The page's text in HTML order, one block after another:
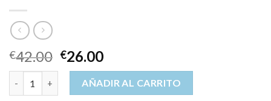
€42.00 €26.00
riñonera mujer vestir cantidadAÑADIR AL CARRITO